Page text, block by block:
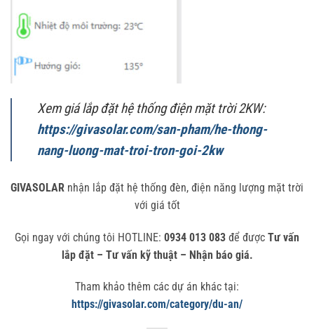
Xem giá lắp đặt hệ thống điện mặt trời 2KW:
https://givasolar.com/san-pham/he-thong-
nang-luong-mat-troi-tron-goi-2kw
GIVASOLAR nhận lắp đặt hệ thống đèn, điện năng lượng mặt trời
với giá tốt
Gọi ngay với chúng tôi HOTLINE: 0934 013 083 để được Tư vấn
lắp đặt – Tư vấn kỹ thuật – Nhận báo giá.
Tham khảo thêm các dự án khác tại:
https://givasolar.com/category/du-an/